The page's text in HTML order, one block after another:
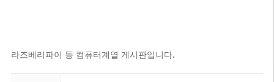
라즈베리파이 등 컴퓨터계열 게시판입니다.